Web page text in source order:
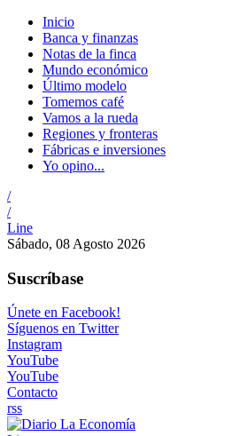
Inicio
Banca y finanzas
Notas de la finca
Mundo económico
Último modelo
Tomemos café
Vamos a la rueda
Regiones y fronteras
Fábricas e inversiones
Yo opino...
/
/
Line
Sábado, 08 Agosto 2026
Suscríbase
Únete en Facebook!
Síguenos en Twitter
Instagram
YouTube
YouTube
Contacto
rss